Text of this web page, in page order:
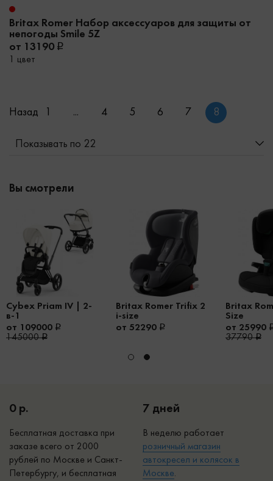
Britax Romer Набор аксессуаров для защиты от
непогоды Smile 5Z
от 13190
1 цвет
Назад ... 4 5 6 7 8
Показывать по 22
Вы смотрели
Cybex Priam IV | 2-
в-1
от 109000
145000
Britax Romer Trifix 2
i-size
от 52290
Britax
Size
от 25990
37790
0 р.
Бесплатная доставка при
заказе всего от 2000
рублей по Москве и Санкт-
Петербургу, и бесплатная
7 дней
В неделю работает
розничный магазин
автокресел и колясок в
Москве.